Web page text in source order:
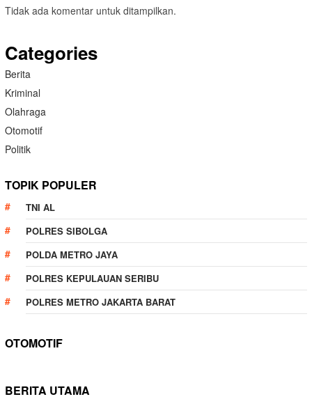
Tidak ada komentar untuk ditampilkan.
Categories
Berita
Kriminal
Olahraga
Otomotif
Politik
TOPIK POPULER
TNI AL
POLRES SIBOLGA
POLDA METRO JAYA
POLRES KEPULAUAN SERIBU
POLRES METRO JAKARTA BARAT
OTOMOTIF
BERITA UTAMA